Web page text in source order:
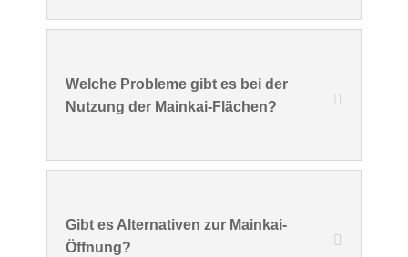
Welche Probleme gibt es bei der
Nutzung der Mainkai-Flächen?
Gibt es Alternativen zur Mainkai-
Öffnung?